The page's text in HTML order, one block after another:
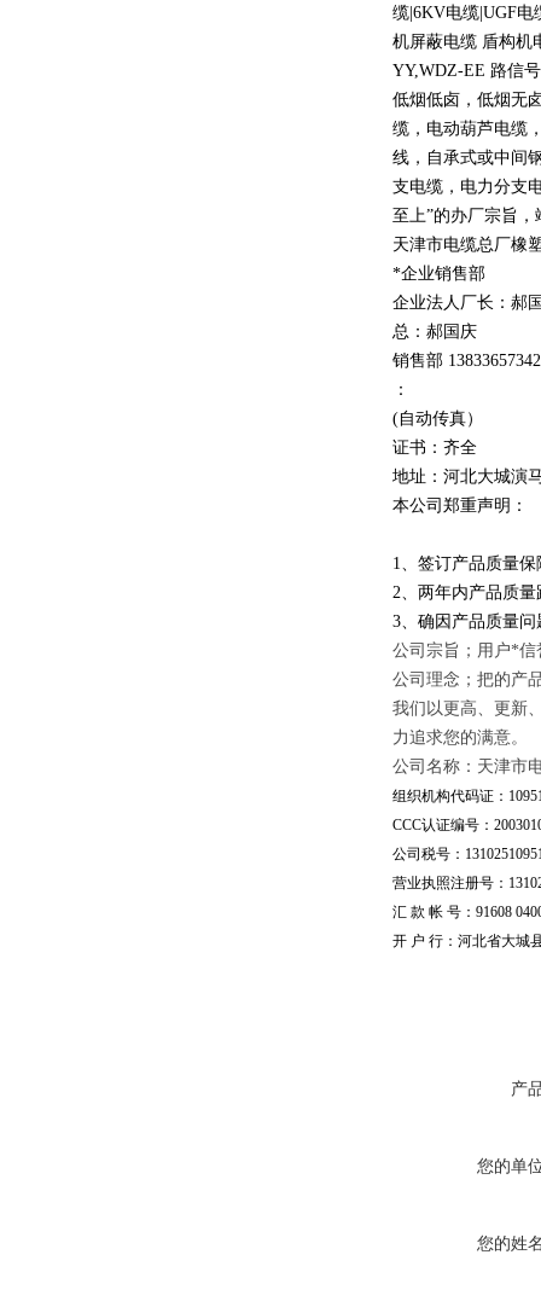
缆 |6KV电缆 |UGF电
机屏蔽电缆 盾构机
YY,WDZ-EE 路信
低烟低卤，低烟无
缆，电动葫芦电缆
线，自承式或中间
支电缆，电力分支
至上”的办厂宗旨，
天津市电缆总厂橡
*企业销售部
企业法人厂长：郝
总：郝国庆
销售部 13833657342
：
(自动传真）
证书：齐全
地址：河北大城演
本公司郑重声明：
1、签订产品质量
2、两年内产品质
3、确因产品质量
公司宗旨；用户*
公司理念；把的产
我们以更高、更新
力追求您的满意。
公司名称：天津市
组织机构代码证：
CCC认证编号：
公司税号：
营业执照注册号：
汇 款 帐 号：91608
开 户 行：河北省大城
产
您的单
您的姓